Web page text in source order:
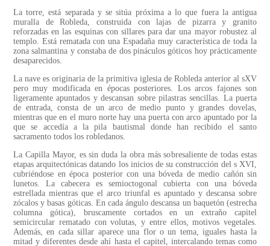
La torre, está separada y se sitúa próxima a lo que fuera la antigua
muralla de Robleda, construida con lajas de pizarra y granito
reforzadas en las esquinas con sillares para dar una mayor robustez al
templo. Está rematada con una Espadaña muy característica de toda la
zona salmantina y constaba de dos pináculos góticos hoy prácticamente
desaparecidos.
La nave es originaria de la primitiva iglesia de Robleda anterior al sXV
pero muy modificada en épocas posteriores. Los arcos fajones son
ligeramente apuntados y descansan sobre pilastras sencillas. La puerta
de entrada, consta de un arco de medio punto y grandes dovelas,
mientras que en el muro norte hay una puerta con arco apuntado por la
que se accedía a la pila bautismal donde han recibido el santo
sacramento todos los robledanos.
La Capilla Mayor, es sin duda la obra más sobresaliente de todas estas
etapas arquitectónicas datando los inicios de su construcción del s XVI,
cubriéndose en época posterior con una bóveda de medio cañón sin
lunetos. La cabecera es semioctogonal cubierta con una bóveda
estrellada mientras que el arco triunfal es apuntado y descansa sobre
zócalos y basas góticas. En cada ángulo descansa un baquetón (estrecha
columna gótica), bruscamente cortados en un extraño capitel
semicircular rematado con volutas, y entre ellos, motivos vegetales.
Además, en cada sillar aparece una flor o un tema, iguales hasta la
mitad y diferentes desde ahí hasta el capitel, intercalando temas como